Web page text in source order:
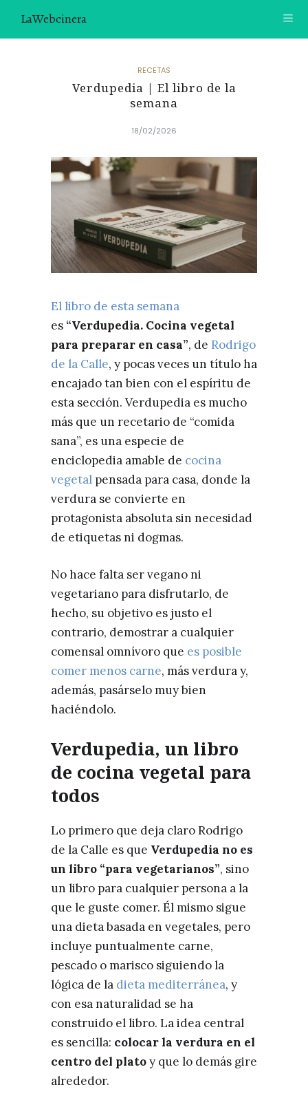
LaWebcinera
VIDEORECETAS
SOBRE MÍ
¿TE GUSTARÍA UNIRTE A NUESTRA AVENTURA GASTRON
ÚNETE A LA NEWSLETTER
RECOMENDACIONES
RECETAS
Verdupedia | El libro de la
semana
18/02/2026
El libro de esta semana
es “Verdupedia. Cocina vegetal
para preparar en casa”, de Rodrigo
de la Calle, y pocas veces un título ha
encajado tan bien con el espíritu de
esta sección. Verdupedia es mucho
más que un recetario de “comida
sana”, es una especie de
enciclopedia amable de cocina
vegetal pensada para casa, donde la
verdura se convierte en
protagonista absoluta sin necesidad
de etiquetas ni dogmas.
No hace falta ser vegano ni
vegetariano para disfrutarlo, de
hecho, su objetivo es justo el
contrario, demostrar a cualquier
comensal omnívoro que es posible
comer menos carne, más verdura y,
además, pasárselo muy bien
haciéndolo.
Verdupedia, un libro
de cocina vegetal para
todos
Lo primero que deja claro Rodrigo
de la Calle es que Verdupedia no es
un libro “para vegetarianos”, sino
un libro para cualquier persona a la
que le guste comer. Él mismo sigue
una dieta basada en vegetales, pero
incluye puntualmente carne,
pescado o marisco siguiendo la
lógica de la dieta mediterránea, y
con esa naturalidad se ha
construido el libro. La idea central
es sencilla: colocar la verdura en el
centro del platoy que lo demás gire
alrededor.